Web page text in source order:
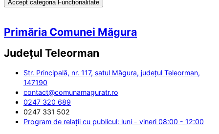
Accept categoria Funcționalitate
Primăria Comunei Măgura
Județul Teleorman
Str. Principală, nr. 117, satul Măgura, județul Teleorman,
147190
contact@comunamaguratr.ro
0247 320 689
0247 331 502
Program de relații cu publicul: luni - vineri 08:00 - 12:00